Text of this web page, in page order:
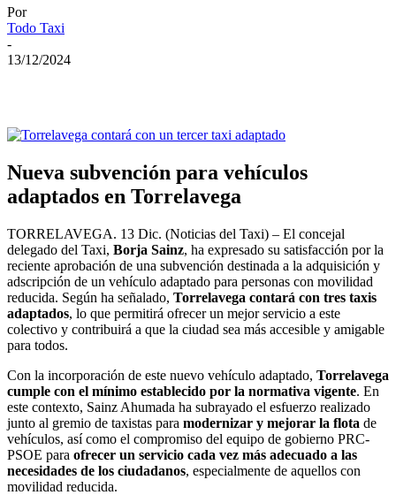
Por
Todo Taxi
-
13/12/2024
Nueva subvención para vehículos
adaptados en Torrelavega
TORRELAVEGA. 13 Dic. (Noticias del Taxi) – El concejal
delegado del Taxi, Borja Sainz, ha expresado su satisfacción por la
reciente aprobación de una subvención destinada a la adquisición y
adscripción de un vehículo adaptado para personas con movilidad
reducida. Según ha señalado, Torrelavega contará con tres taxis
adaptados, lo que permitirá ofrecer un mejor servicio a este
colectivo y contribuirá a que la ciudad sea más accesible y amigable
para todos.
Con la incorporación de este nuevo vehículo adaptado, Torrelavega
cumple con el mínimo establecido por la normativa vigente. En
este contexto, Sainz Ahumada ha subrayado el esfuerzo realizado
junto al gremio de taxistas para modernizar y mejorar la flota de
vehículos, así como el compromiso del equipo de gobierno PRC-
PSOE para ofrecer un servicio cada vez más adecuado a las
necesidades de los ciudadanos, especialmente de aquellos con
movilidad reducida.